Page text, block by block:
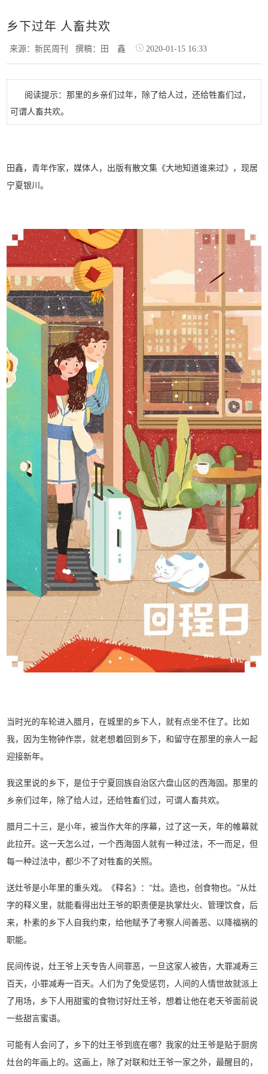
乡下过年 人畜共欢
来源：新民周刊撰稿：田 鑫 2020-01-15 16:33
阅读提示：那里的乡亲们过年，除了给人过，还给牲畜们过，
可谓人畜共欢。
田鑫，青年作家，媒体人，出版有散文集《大地知道谁来过》，现居
宁夏银川。
当 时光的车轮进入腊月，在城里的乡下人，就有点坐不住了。比如
我，因为生物钟作祟，就老想着回到乡下，和留守在那里的亲人一起
迎接新年。
我这里说的乡下，是位于宁夏回族自治区六盘山区的西海固。那里的
乡亲们过年，除了给人过，还给牲畜们过，可谓人畜共欢。
腊月二十三，是小年，被当作大年的序幕，过了这一天，年的帷幕就
此拉开。这一天怎么过，一个西海固人就有一种过法，不一而足，但
每一种过法中，都少不了对牲畜的关照。
送灶爷是小年里的重头戏。《释名》：“灶。造也，创食物也。”从灶
字的释义里，就能看得出灶王爷的职责便是执掌灶火、管理饮食，后
来，朴素的乡下人自我约束，给他赋予了考察人间善恶、以降福祸的
职能。
民间传说，灶王爷上天专告人间罪恶，一旦这家人被告，大罪减寿三
百天，小罪减寿一百天。人们为了免受惩罚，人间的人情世故就派上
了用场，乡下人用甜蜜的食物讨好灶王爷，想着让他在老天爷面前说
一些甜言蜜语。
可能有人会问了，乡下的灶王爷到底在哪？我家的灶王爷是贴于厨房
灶台的年画上的。这画上，除了对联和灶王爷一家之外，最醒目的，